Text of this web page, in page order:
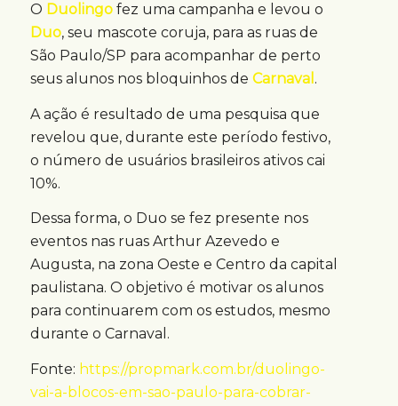
O Duolingofez uma campanha e levou o
Duo, seu mascote coruja, para as ruas de
São Paulo/SP para acompanhar de perto
seus alunos nos bloquinhos de Carnaval .
A ação é resultado de uma pesquisa que
revelou que, durante este período festivo,
o número de usuários brasileiros ativos cai
10%.
Dessa forma, o Duo se fez presente nos
eventos nas ruas Arthur Azevedo e
Augusta, na zona Oeste e Centro da capital
paulistana. O objetivo é motivar os alunos
para continuarem com os estudos, mesmo
durante o Carnaval.
Fonte: https://propmark.com.br/duolingo-
vai-a-blocos-em-sao-paulo-para-cobrar-